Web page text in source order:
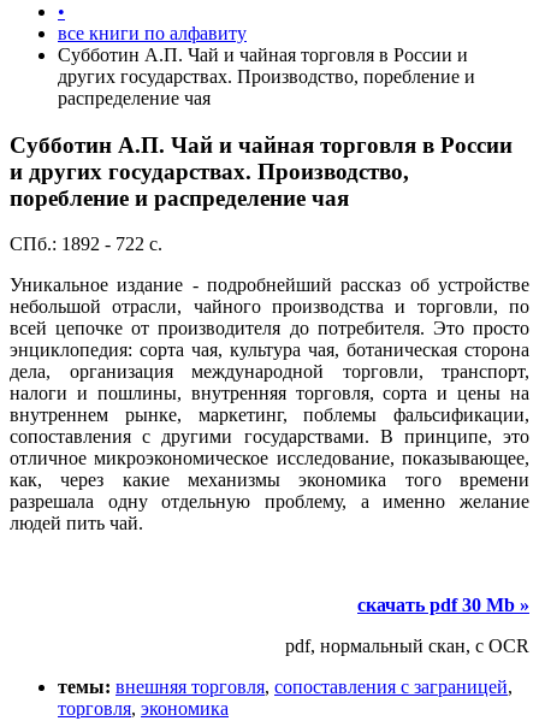
•
все книги по алфавиту
Субботин А.П. Чай и чайная торговля в России и
других государствах. Производство, поребление и
распределение чая
Субботин А.П. Чай и чайная торговля в России
и других государствах. Производство,
поребление и распределение чая
СПб.: 1892 - 722 с.
Уникальное издание - подробнейший рассказ об устройстве
небольшой отрасли, чайного производства и торговли, по
всей цепочке от производителя до потребителя. Это просто
энциклопедия: сорта чая, культура чая, ботаническая сторона
дела, организация международной торговли, транспорт,
налоги и пошлины, внутренняя торговля, сорта и цены на
внутреннем рынке, маркетинг, поблемы фальсификации,
сопоставления с другими государствами. В принципе, это
отличное микроэкономическое исследование, показывающее,
как, через какие механизмы экономика того времени
разрешала одну отдельную проблему, а именно желание
людей пить чай.
скачать pdf 30 Mb »
pdf, нормальный скан, с OCR
темы: внешняя торговля, сопоставления с заграницей,
торговля, экономика